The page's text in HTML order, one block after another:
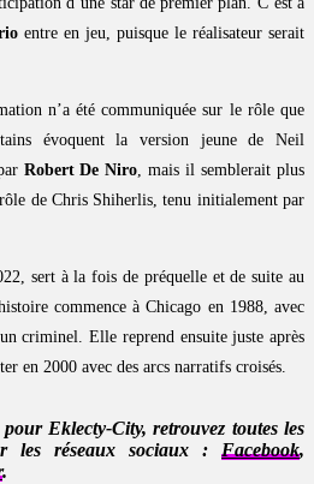
entre en jeu, puisque le réalisateur serait
n’a été communiquée sur le rôle que
évoquent la version jeune de Neil
Robert De Niro, mais il semblerait plus
de Chris Shiherlis, tenu initialement par
sert à la fois de préquelle et de suite au
commence à Chicago en 1988, avec
criminel. Elle reprend ensuite juste après
en 2000 avec des arcs narratifs croisés.
Eklecty-City, retrouvez toutes les
les réseaux sociaux : Facebook,
.